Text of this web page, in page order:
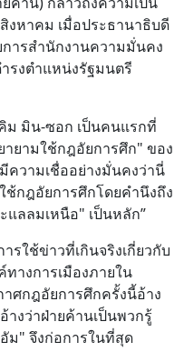
งหาคม เมื่อประธานาธิบดี
ารสำนักงานความมั่นคง
รงตำแหน่งรัฐมนตรี
ม มิน-ซอก เป็นคนแรกที่
ยามใช้กฎอัยการศึก" ของ
ความเชื่ออย่างมั่นคงว่านี่
กฎอัยการศึกโดยคำนึงถึง
แลลมเหนือ" เป็นหลัก”
รใช้ข่าวที่เกินจริงเกี่ยวกับ
ทางการเมืองภายใน
าศกฎอัยการศึกครั้งนี้อ้าง
างว่าฝ่ายค้านเป็นพวกรู้
ม" จึงก่อการในที่สุด